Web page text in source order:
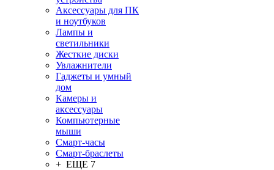
Аксессуары для ПК
и ноутбуков
Лампы и
светильники
Жесткие диски
Увлажнители
Гаджеты и умный
дом
Камеры и
аксессуары
Компьютерные
мыши
Смарт-часы
Смарт-браслеты
+ ЕЩЕ 7